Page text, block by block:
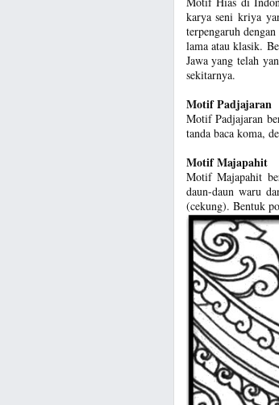
karya seni kriya
terpengaruh
lama atau klasik.
Jawa yang telah
sekitarnya.
Motif Padjajaran
Motif Padjajaran
tanda baca koma,
Motif Majapahit
Motif Majapahit
daun-daun waru
(cekung). Bentuk